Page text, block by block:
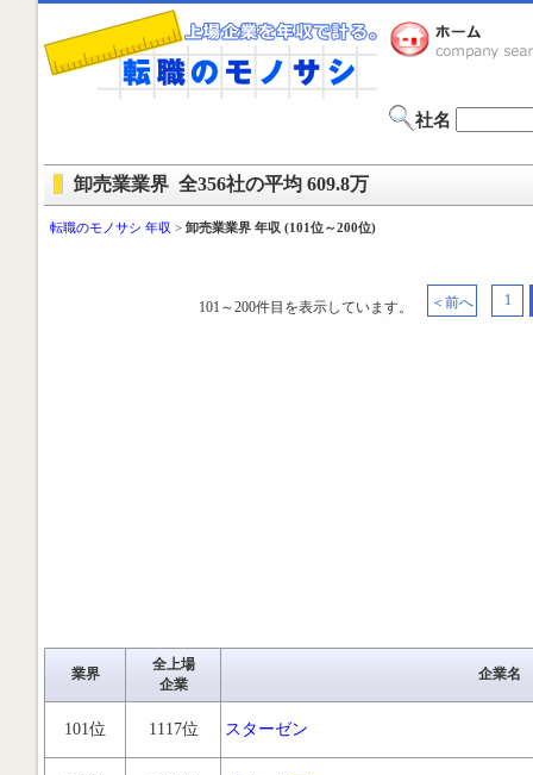
社名
卸売業業界 全356社の平均 609.8万
転職のモノサシ 年収 > 卸売業業界 年収 (101位～200位)
101～200件目を表示しています。 ＜前へ 1
業界
全上場
企業
企業名
101位 1117位 スターゼン